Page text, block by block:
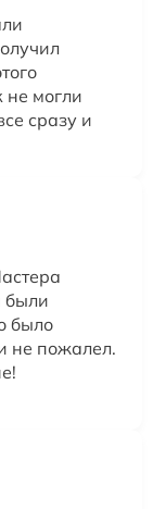
не могли
сразу и
были
было
не пожалел.